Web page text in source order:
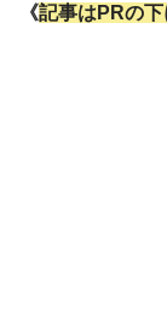
《記事はPRの下